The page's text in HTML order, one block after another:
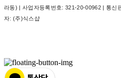
라동) | 사업자등록번호: 321-20-00962| 통신
자: (주)식스샵